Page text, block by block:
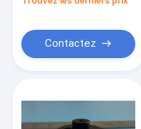
Customized
Contactez